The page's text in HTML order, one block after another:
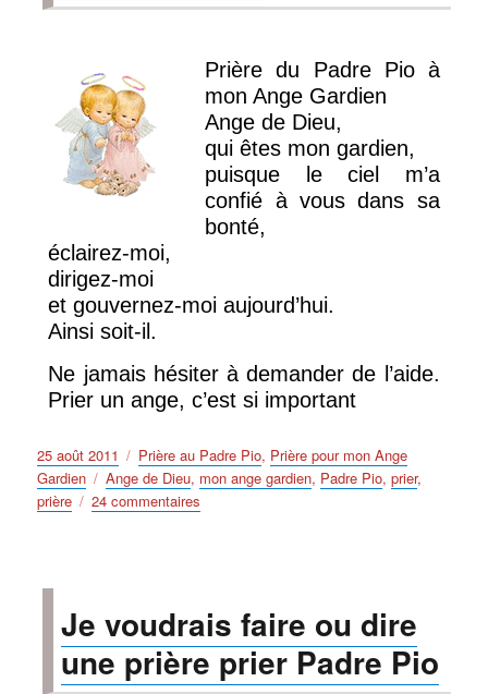
Prière du Padre Pio à
mon Ange Gardien
Ange de Dieu,
qui êtes mon gardien,
puisque le ciel m’a
confié à vous dans sa
bonté,
éclairez-moi,
dirigez-moi
et gouvernez-moi aujourd’hui.
Ainsi soit-il.
Ne jamais hésiter à demander de l’aide.
Prier un ange, c’est si important
Publié
le
25 août 2011 Catégories
Prière au Padre Pio, Prière pour mon Ange
Gardien
Étiquettes
Ange de Dieu, mon ange gardien, Padre Pio,prier,
prière
24 commentaires
mon
Ange
Gardien
Je voudrais faire ou dire
une prière prier Padre Pio